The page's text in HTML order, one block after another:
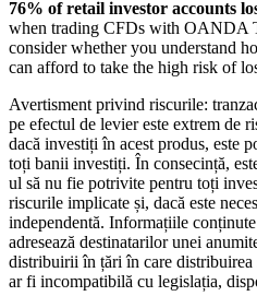
76% of retail investor accounts
when trading CFDs with OANDA
consider whether you understand
can afford to take the high risk of
Avertisment privind riscurile:
pe efectul de levier este extrem de
dacă investiți în acest produs, este
toți banii investiți. În consecință,
ul să nu fie potrivite pentru toți
riscurile implicate și, dacă este
independentă. Informațiile
adresează destinatarilor unei
distribuirii în țări în care distribuirea
ar fi incompatibilă cu legislația,